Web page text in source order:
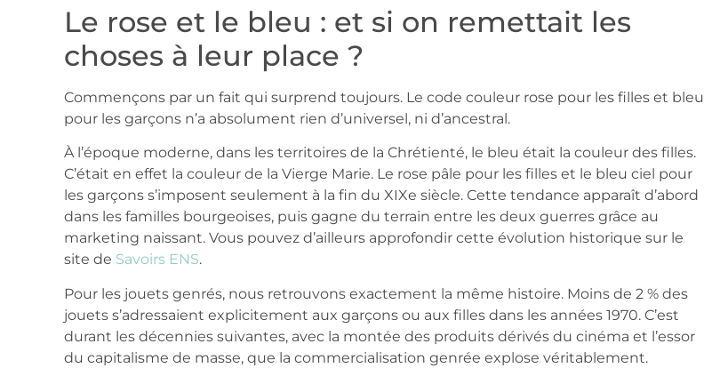
Le rose et le bleu : et si on remettait les
choses à leur place ?
Commençons par un fait qui surprend toujours. Le code couleur rose pour les filles et bleu
pour les garçons n’a absolument rien d’universel, ni d’ancestral.
À l’époque moderne, dans les territoires de la Chrétienté, le bleu était la couleur des filles.
C’était en effet la couleur de la Vierge Marie. Le rose pâle pour les filles et le bleu ciel pour
les garçons s’imposent seulement à la fin du XIXe siècle. Cette tendance apparaît d’abord
dans les familles bourgeoises, puis gagne du terrain entre les deux guerres grâce au
marketing naissant. Vous pouvez d’ailleurs approfondir cette évolution historique sur le
site de Savoirs ENS.
Pour les jouets genrés, nous retrouvons exactement la même histoire. Moins de 2 % des
jouets s’adressaient explicitement aux garçons ou aux filles dans les années 1970. C’est
durant les décennies suivantes, avec la montée des produits dérivés du cinéma et l’essor
du capitalisme de masse, que la commercialisation genrée explose véritablement.